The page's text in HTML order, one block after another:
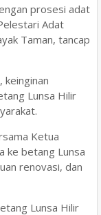
prosesi adat
Adat
Taman, tancap
keinginan
Lunsa Hilir
Ketua
ke betang Lunsa
renovasi, dan
Lunsa Hilir